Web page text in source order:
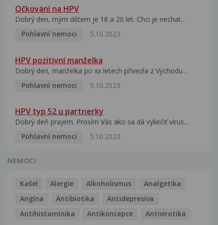
Očkování na HPV
Dobrý den, mým dětem je 18 a 20 let. Chci je nechat...
Pohlavní nemoci
5.10.2023
HPV pozitivní manželka
Dobrý den, manželka po xx letech přivezla z Východu...
Pohlavní nemoci
5.10.2023
HPV typ 52 u partnerky
Dobrý deň prajem. Prosím Vás ako sa dá vyliečiť vírus...
Pohlavní nemoci
5.10.2023
NEMOCI
Kašel Alergie Alkoholismus
Analgetika
Angína
Antibiotika
Antidepresiva
Antihistaminika
Antikoncepce Antivirotika